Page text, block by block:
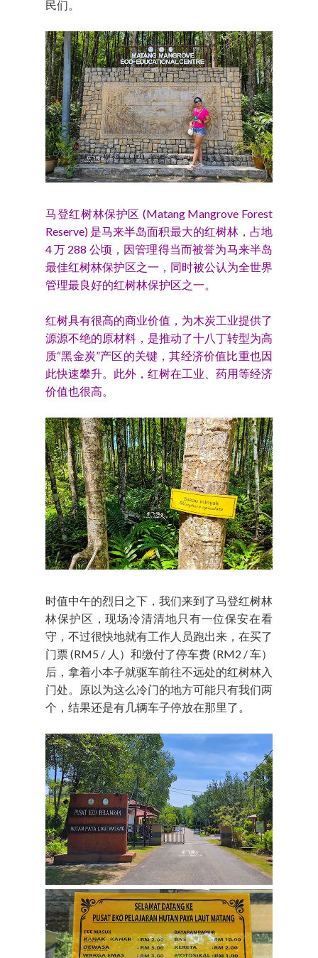
民们。
马登红树林保护区 (Matang Mangrove Forest
Reserve) 是马来半岛面积最大的红树林，占地
4 万 288 公顷，因管理得当而被誉为马来半岛
最佳红树林保护区之一，同时被公认为全世界
管理最良好的红树林保护区之一。
红树具有很高的商业价值，为木炭工业提供了
源源不绝的原材料，是推动了十八丁转型为高
质“黑金炭”产区的关键，其经济价值比重也因
此快速攀升。此外，红树在工业、药用等经济
价值也很高。
时值中午的烈日之下，我们来到了马登红树林
林保护区，现场冷清清地只有一位保安在看
守，不过很快地就有工作人员跑出来，在买了
门票 (RM5 / 人）和缴付了停车费 (RM2 / 车）
后，拿着小本子就驱车前往不远处的红树林入
门处。原以为这么冷门的地方可能只有我们两
个，结果还是有几辆车子停放在那里了。